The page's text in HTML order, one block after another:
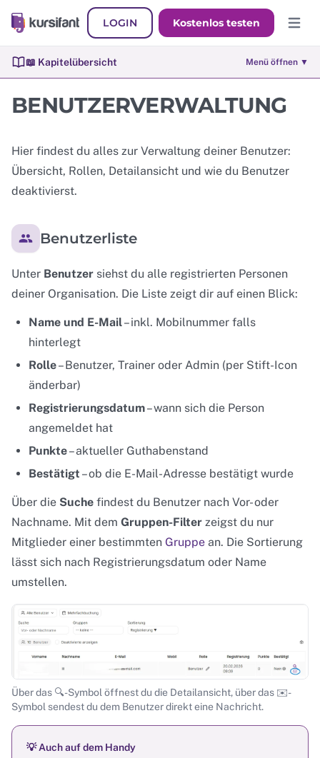
LOGIN Kostenlos testen
📖 Kapitelübersicht Menü öffnen ▼
BENUTZERVERWALTUNG
Hier findest du alles zur Verwaltung deiner Benutzer:
Übersicht, Rollen, Detailansicht und wie du Benutzer
deaktivierst.
Benutzerliste
Unter Benutzer siehst du alle registrierten Personen
deiner Organisation. Die Liste zeigt dir auf einen Blick:
Name und E-Mail– inkl. Mobilnummer falls
hinterlegt
Rolle– Benutzer, Trainer oder Admin (per Stift-Icon
änderbar)
Registrierungsdatum– wann sich die Person
angemeldet hat
Punkte– aktueller Guthabenstand
Bestätigt – ob die E-Mail-Adresse bestätigt wurde
Über die Suche findest du Benutzer nach Vor- oder
Nachname. Mit dem Gruppen-Filter zeigst du nur
Mitglieder einer bestimmten Gruppe an. Die Sortierung
lässt sich nach Registrierungsdatum oder Name
umstellen.
Über das 🔍-Symbol öffnest du die Detailansicht, über das ✉️-
Symbol sendest du dem Benutzer direkt eine Nachricht.
💡 Auch auf dem Handy